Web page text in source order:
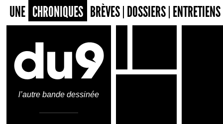
UNE CHRONIQUES BRÈVES DOSSIERS ENTRETIENS
l’autre bande dessinée